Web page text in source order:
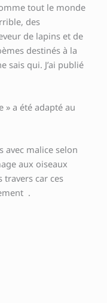
tout le monde
des
de lapins et de
destinés à la
sais qui. J’ai publié
» a été adapté au
avec malice selon
aux oiseaux
travers car ces
.